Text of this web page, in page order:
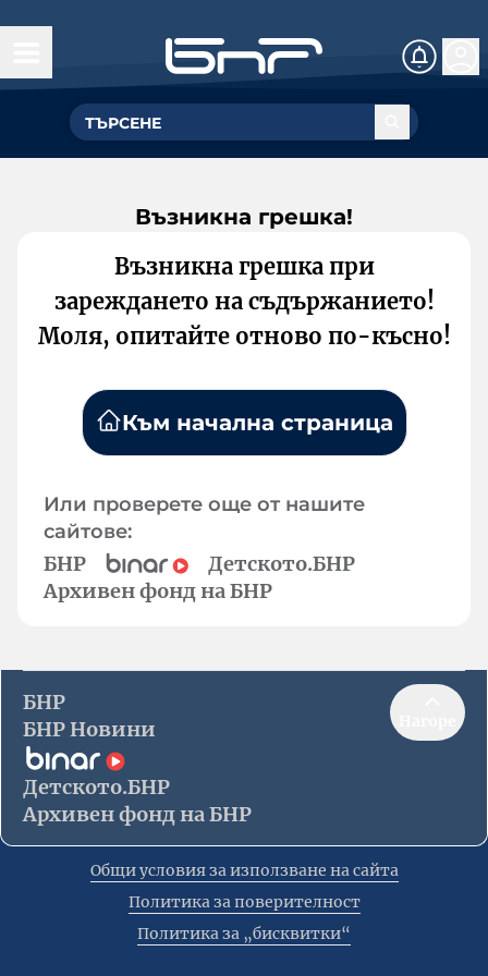
Възникна грешка!
Възникна грешка при
зареждането на съдържанието!
Моля, опитайте отново по-късно!
Към начална страница
Или проверете още от нашите
сайтове:
БНР
Детското.БНР
Архивен фонд на БНР
БНР
БНР Новини
Детското.БНР
Архивен фонд на БНР
Общи условия за използване на сайта
Политика за поверителност
Политика за „бисквитки“